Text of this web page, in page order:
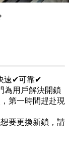
速✔可靠✔
為用戶解決開鎖
第一時間趕赴現
要更換新鎖，請